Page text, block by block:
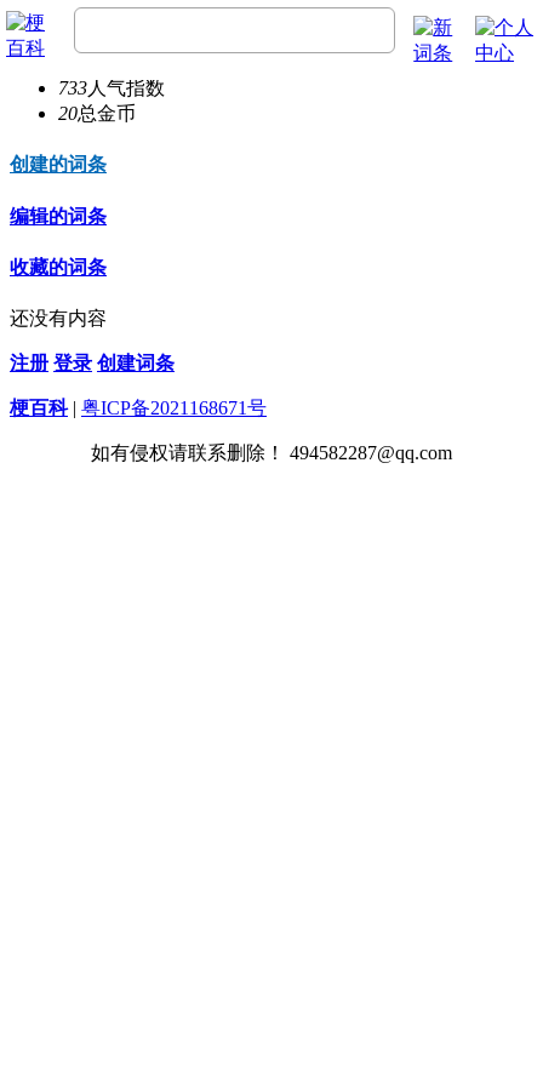
n2alpha
733人气指数
20总金币
创建的词条
编辑的词条
收藏的词条
还没有内容
注册 登录 创建词条
梗百科 | 粤ICP备2021168671号
如有侵权请联系删除！ 494582287@qq.com